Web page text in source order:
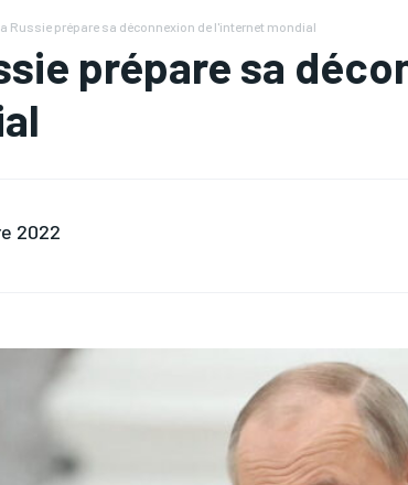
Russie prépare sa déconnexion de l'internet mondial
prépare sa
2022